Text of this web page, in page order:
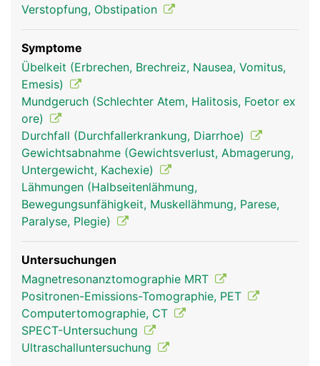
frau
mann
Verstopfung, Obstipation
Symptome
Übelkeit (Erbrechen, Brechreiz, Nausea, Vomitus,
Emesis)
Mundgeruch (Schlechter Atem, Halitosis, Foetor ex
ore)
Durchfall (Durchfallerkrankung, Diarrhoe)
Gewichtsabnahme (Gewichtsverlust, Abmagerung,
Untergewicht, Kachexie)
Lähmungen (Halbseitenlähmung,
Bewegungsunfähigkeit, Muskellähmung, Parese,
Paralyse, Plegie)
Untersuchungen
Magnetresonanztomographie MRT
Positronen-Emissions-Tomographie, PET
Computertomographie, CT
SPECT-Untersuchung
Ultraschalluntersuchung